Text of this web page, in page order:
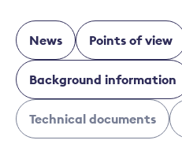
News Points of view
Background information
Technical documents